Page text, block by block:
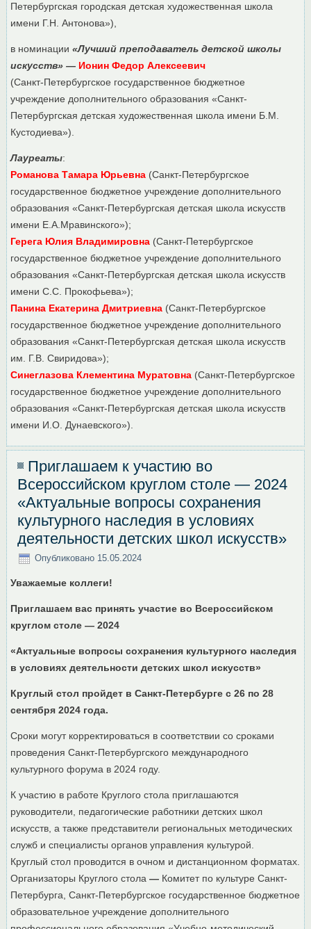
Петербургская городская детская художественная школа
имени Г.Н. Антонова»),
в номинации«Лучший преподаватель детской школы
искусств» — Ионин Федор Алексеевич
(Санкт-Петербургское государственное бюджетное
учреждение дополнительного образования «Санкт-
Петербургская детская художественная школа имени Б.М.
Кустодиева»).
Лауреаты:
Романова Тамара Юрьевна (Санкт-Петербургское
государственное бюджетное учреждение дополнительного
образования «Санкт-Петербургская детская школа искусств
имени Е.А.Мравинского»);
Герега Юлия Владимировна (Санкт-Петербургское
государственное бюджетное учреждение дополнительного
образования «Санкт-Петербургская детская школа искусств
имени С.С. Прокофьева»);
Панина Екатерина Дмитриевна (Санкт-Петербургское
государственное бюджетное учреждение дополнительного
образования «Санкт-Петербургская детская школа искусств
им. Г.В. Свиридова»);
Синеглазова Клементина Муратовна (Санкт-Петербургское
государственное бюджетное учреждение дополнительного
образования «Санкт-Петербургская детская школа искусств
имени И.О. Дунаевского»).
Приглашаем к участию во
Всероссийском круглом столе — 2024
«Актуальные вопросы сохранения
культурного наследия в условиях
деятельности детских школ искусств»
Опубликовано 15.05.2024
Уважаемые коллеги!
Приглашаем вас принять участие во Всероссийском
круглом столе — 2024
«Актуальные вопросы сохранения культурного наследия
в условиях деятельности детских школ искусств»
Круглый стол пройдет в Санкт-Петербурге с26 по 28
сентября 2024 года.
Сроки могут корректироваться в соответствии со сроками
проведения Санкт-Петербургского международного
культурного форума в 2024 году.
К участию в работе Круглого стола приглашаются
руководители, педагогические работники детских школ
искусств, а также представители региональных методических
служб и специалисты органов управления культурой.
Круглый стол проводится в очном и дистанционном форматах.
Организаторы Круглого стола — Комитет по культуре Санкт-
Петербурга, Санкт-Петербургское государственное бюджетное
образовательное учреждение дополнительного